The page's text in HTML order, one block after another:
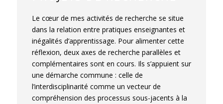
Maira Mamède. La construction du cadre de
la scolarisation comme contexte de littératie
par les enseignants brésiliens.Recherches en
éducation, 2011, pp.105-116.⟨hal-01082232⟩
Le cœur de mes activités de recherche se situe
dans la relation entre pratiques enseignantes et
inégalités d’apprentissage. Pour alimenter cette
réflexion, deux axes de recherche parallèles et
complémentaires sont en cours. Ils s’appuient sur
une démarche commune : celle de
l’interdisciplinarité comme un vecteur de
compréhension des processus sous-jacents à la